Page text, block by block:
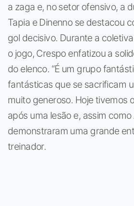
a zaga e, no setor ofensivo, a
Tapia e Dinenno se destacou
gol decisivo. Durante a
o jogo, Crespo enfatizou a
do elenco. “É um grupo
fantásticas que se sacrificam
muito generoso. Hoje tivemos
após uma lesão e, assim
demonstraram uma grande
treinador.